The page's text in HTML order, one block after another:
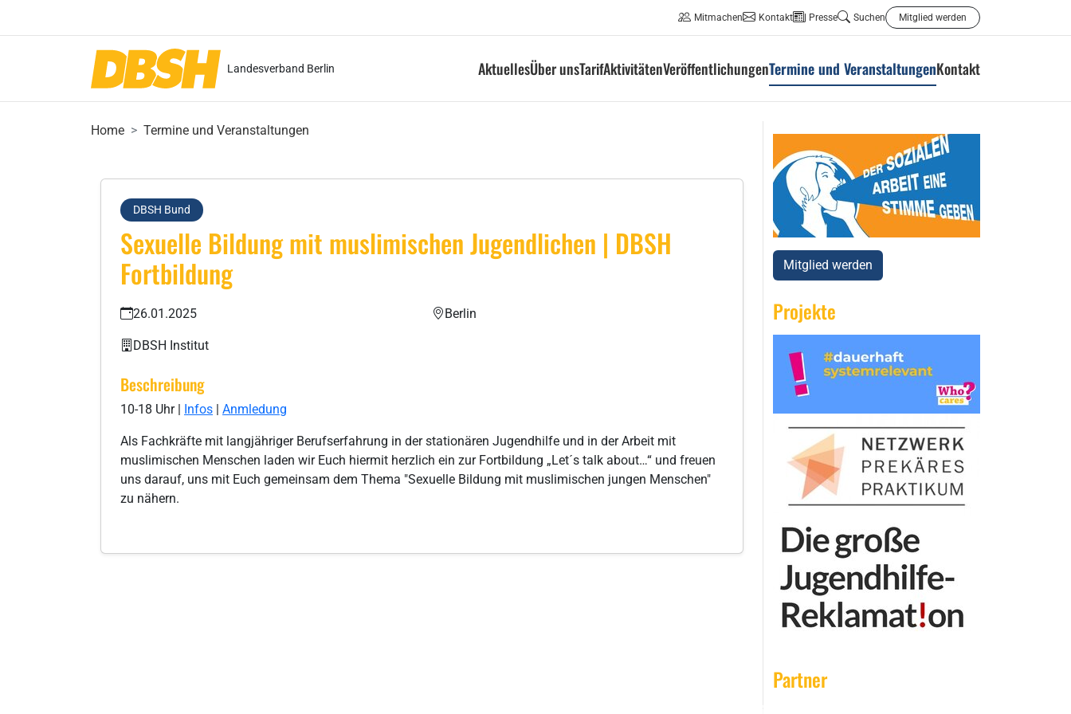
Mitmachen Kontakt Presse Suchen Mitglied werden
Landesverband Berlin AktuellesÜber unsTarifAktivitätenVeröffentlichungenTermine und VeranstaltungenKontakt
Home Termine und Veranstaltungen
DBSH Bund
Sexuelle Bildung mit muslimischen Jugendlichen | DBSH
Fortbildung
26.01.2025 Berlin
DBSH Institut
Beschreibung
10-18 Uhr | Infos | Anmledung
Als Fachkräfte mit langjähriger Berufserfahrung in der stationären Jugendhilfe und in der Arbeit mit
muslimischen Menschen laden wir Euch hiermit herzlich ein zur Fortbildung „Let´s talk about…“ und freuen
uns darauf, uns mit Euch gemeinsam dem Thema "Sexuelle Bildung mit muslimischen jungen Menschen"
zu nähern.
Mitglied werden
Projekte
Partner